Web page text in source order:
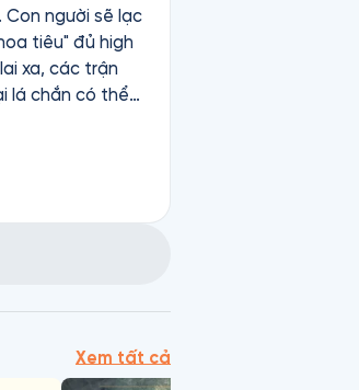
Con người sẽ lạc
tiêu" đủ high
lá chắn có thể
— toán học,
truyền qua
lẫn vào nhau
Xem tất cả